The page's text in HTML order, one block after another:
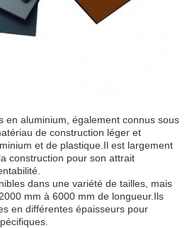
en aluminium, également connus sous
de construction léger et
et de plastique.Il est largement
construction pour son attrait
dans une variété de tailles, mais
mm à 6000 mm de longueur.Ils
en différentes épaisseurs pour